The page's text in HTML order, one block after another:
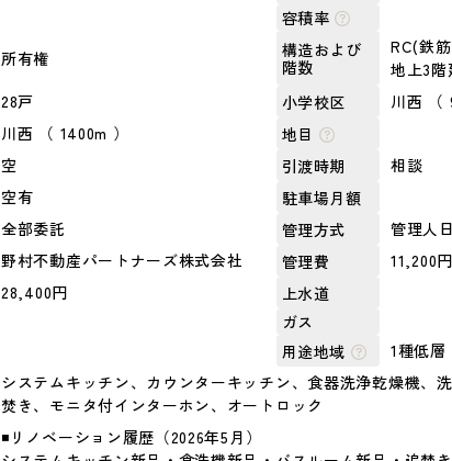
容積率
所有権
構造および
階数
RC(鉄
地上3階
28戸 小学校区
川西 （
川西 （ 1400m ）
地目
空 引渡時期
相談
空有
駐車場月額
全部委託 管理方式
管理人
野村不動産パートナーズ株式会社 管理費
11,200円
28,400円
上水道
ガス
用途地域
1種低層
システムキッチン、カウンターキッチン、食器洗浄乾燥機、
焚き、モニタ付インターホン、オートロック
◾️リノベーション履歴（2026年5月）